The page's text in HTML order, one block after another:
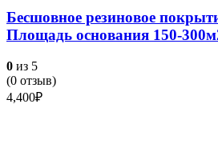
Бесшовное резиновое
Площадь основания 150-
0 из 5
(0 отзыв)
4,400₽